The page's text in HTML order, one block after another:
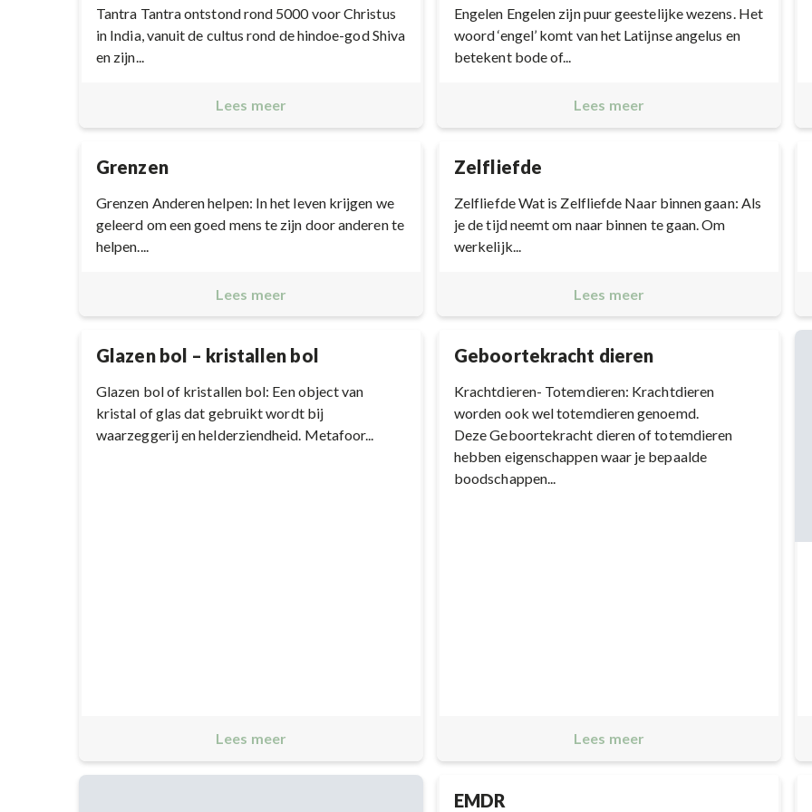
Tantra Tantra ontstond rond 5000 voor Christus
in India, vanuit de cultus rond de hindoe-god Shiva
en zijn...
Lees meer
Engelen Engelen zijn puur geestelijke wezens. Het
woord ‘engel’ komt van het Latijnse angelus en
betekent bode of...
Lees meer
Grenzen
Grenzen Anderen helpen: In het leven krijgen we
geleerd om een goed mens te zijn door anderen te
helpen....
Lees meer
Zelfliefde
Zelfliefde Wat is Zelfliefde Naar binnen gaan: Als
je de tijd neemt om naar binnen te gaan. Om
werkelijk...
Lees meer
Glazen bol – kristallen bol
Glazen bol of kristallen bol: Een object van
kristal of glas dat gebruikt wordt bij
waarzeggerij en helderziendheid. Metafoor...
Lees meer
Geboortekracht dieren
Krachtdieren- Totemdieren: Krachtdieren
worden ook wel totemdieren genoemd.
Deze Geboortekracht dieren of totemdieren
hebben eigenschappen waar je bepaalde
boodschappen...
Lees meer
EMDR